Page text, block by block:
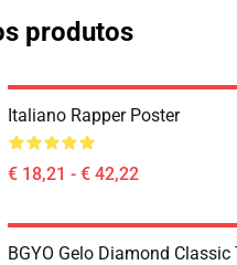
produtos
Italiano Rapper Poster
€ 18,21 - € 42,22
BGYO Gelo Diamond Classic